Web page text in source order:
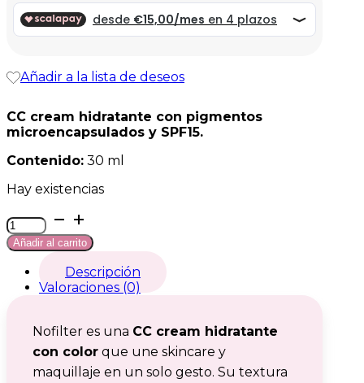
era:
59,99 €.
es:
59,99 €.
Añadir a la lista de deseos
CC cream hidratante con pigmentos
microencapsulados y SPF15.
Contenido: 30 ml
Hay existencias
Nofilter
cantidad
Añadir al carrito
Descripción
Valoraciones (0)
Nofilter es una CC cream hidratante
con color que une skincare y
maquillaje en un solo gesto. Su textura